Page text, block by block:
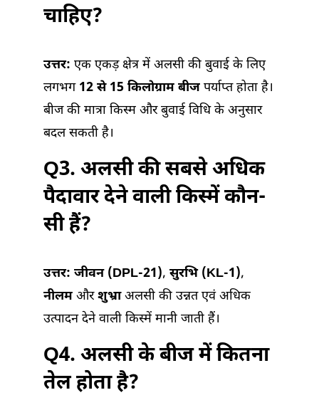
चाहिए?
उत्तर: एक एकड़ क्षेत्र में अलसी की बुवाई के लिए
लगभग 12 से 15 किलोग्राम बीज पर्याप्त होता है।
बीज की मात्रा किस्म और बुवाई विधि के अनुसार
बदल सकती है।
Q3. अलसी की सबसे अधिक
पैदावार देने वाली किस्में कौन-
सी हैं?
उत्तर: जीवन (DPL-21), सुरभि (KL-1),
नीलम औरशुभ्राअलसी की उन्नत एवं अधिक
उत्पादन देने वाली किस्में मानी जाती हैं।
Q4. अलसी के बीज में कितना
तेल होता है?